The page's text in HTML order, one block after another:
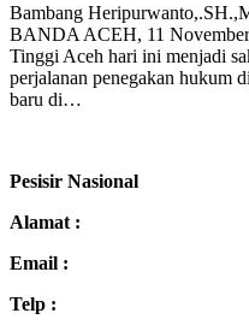
Bambang
BANDA ACEH, 11
Tinggi Aceh hari ini menjadi
perjalanan penegakan hukum
baru di…
Pesisir Nasional
Alamat :
Email :
Telp :